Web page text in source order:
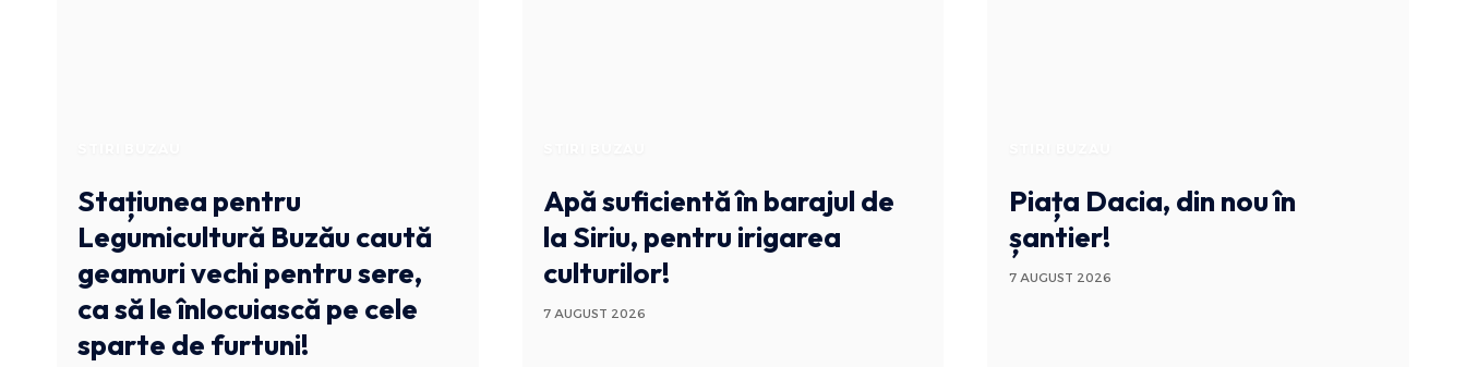
Stațiunea pentru
Legumicultură Buzău caută
geamuri vechi pentru sere,
ca să le înlocuiască pe cele
sparte de furtuni!
Apă suficientă în barajul de
la Siriu, pentru irigarea
culturilor!
7 AUGUST 2026
Piața Dacia, din nou în
șantier!
7 AUGUST 2026